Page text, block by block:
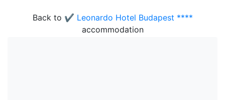
Back to ✔️ Leonardo Hotel Budapest ****
accommodation